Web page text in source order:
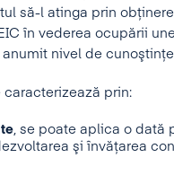
să-l atinga prin
în vederea ocupării
nivel de
caracterizează prin:
, se poate aplica o dată
şi învăţarea